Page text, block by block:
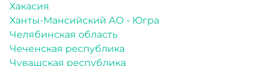
Хакасия
Ханты-Мансийский АО - Югра
Челябинская область
Чеченская республика
Чувашская республика